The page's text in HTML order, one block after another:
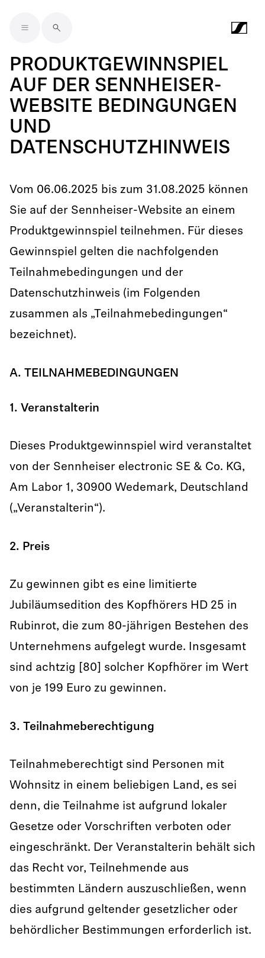
PRODUKTGEWINNSPIEL
AUF DER SENNHEISER-
WEBSITE BEDINGUNGEN
UND
DATENSCHUTZHINWEIS
Vom 06.06.2025 bis zum 31.08.2025 können
Sie auf der Sennheiser-Website an einem
Produktgewinnspiel teilnehmen. Für dieses
Gewinnspiel gelten die nachfolgenden
Teilnahmebedingungen und der
Datenschutzhinweis (im Folgenden
zusammen als „Teilnahmebedingungen“
bezeichnet).
A. TEILNAHMEBEDINGUNGEN
1. Veranstalterin
Dieses Produktgewinnspiel wird veranstaltet
von der Sennheiser electronic SE & Co. KG,
Am Labor 1, 30900 Wedemark, Deutschland
(„Veranstalterin“).
2. Preis
Zu gewinnen gibt es eine limitierte
Jubiläumsedition des Kopfhörers HD 25 in
Rubinrot, die zum 80-jährigen Bestehen des
Unternehmens aufgelegt wurde. Insgesamt
sind achtzig [80] solcher Kopfhörer im Wert
von je 199 Euro zu gewinnen.
3. Teilnahmeberechtigung
Teilnahmeberechtigt sind Personen mit
Wohnsitz in einem beliebigen Land, es sei
denn, die Teilnahme ist aufgrund lokaler
Gesetze oder Vorschriften verboten oder
eingeschränkt. Der Veranstalterin behält sich
das Recht vor, Teilnehmende aus
bestimmten Ländern auszuschließen, wenn
dies aufgrund geltender gesetzlicher oder
behördlicher Bestimmungen erforderlich ist.